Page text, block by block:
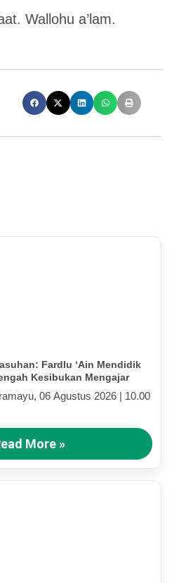
Wallohu a’lam.
Fardlu ‘Ain Mendidik
Kesibukan Mengajar
06 Agustus 2026 | 10.00
More »